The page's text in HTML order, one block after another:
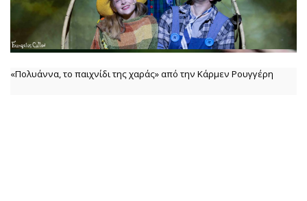
«Πολυάννα, το παιχνίδι της χαράς» από την Κάρμεν Ρουγγέρη